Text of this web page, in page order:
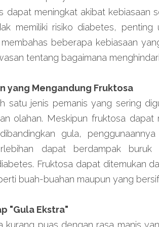
dapat meningkat akibat kebiasaan
memiliki risiko diabetes, penting
beberapa kebiasaan
tentang bagaimana
yang Mengandung Fruktosa
satu jenis pemanis yang sering
olahan. Meskipun fruktosa
gula,
dapat berdampak
Fruktosa dapat ditemukan
buah-buahan maupun yang
"Gula Ekstra"
kurang puas dengan rasa manis